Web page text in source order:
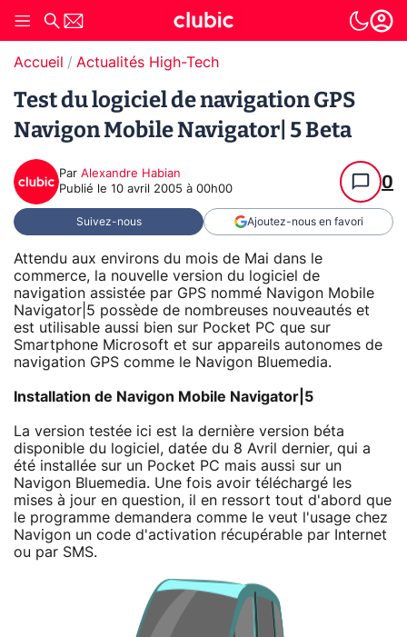
Accueil Actualités High-Tech
Test du logiciel de navigation GPS
Navigon Mobile Navigator| 5 Beta
Par Alexandre Habian
Publié le 10 avril 2005 à 00h00 0
Suivez-nous Ajoutez-nous en favori
Attendu aux environs du mois de Mai dans le
commerce, la nouvelle version du logiciel de
navigation assistée par GPS nommé Navigon Mobile
Navigator|5 possède de nombreuses nouveautés et
est utilisable aussi bien sur Pocket PC que sur
Smartphone Microsoft et sur appareils autonomes de
navigation GPS comme le Navigon Bluemedia.
Installation de Navigon Mobile Navigator|5
La version testée ici est la dernière version béta
disponible du logiciel, datée du 8 Avril dernier, qui a
été installée sur un Pocket PC mais aussi sur un
Navigon Bluemedia. Une fois avoir téléchargé les
mises à jour en question, il en ressort tout d'abord que
le programme demandera comme le veut l'usage chez
Navigon un code d'activation récupérable par Internet
ou par SMS.